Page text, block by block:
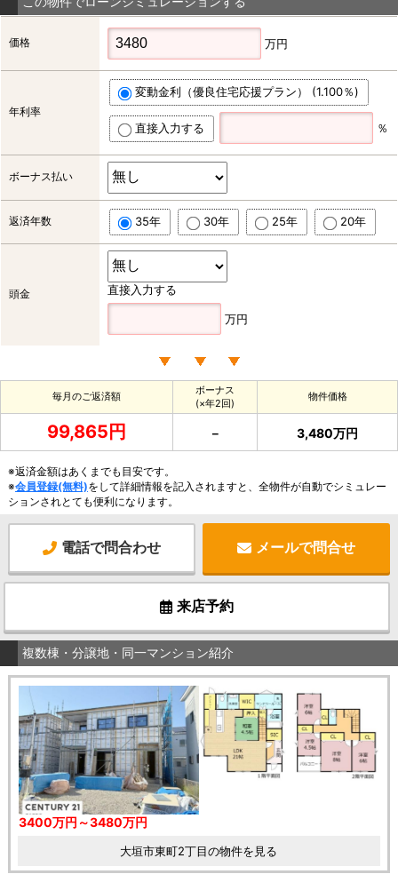
価格 万円
年利率
変動金利（優良住宅応援プラン） (1.100％)
直接入力する ％
ボーナス払い
返済年数 35年 30年 25年 20年
頭金 直接入力する
万円
毎月のご返済額
ボーナス
(×年2回)
物件価格
99,865円 － 3,480万円
※返済金額はあくまでも目安です。
※会員登録(無料)をして詳細情報を記入されますと、全物件が自動でシミュレー
ションされとても便利になります。
電話で問合わせ メールで問合せ
来店予約
複数棟・分譲地・同一マンション紹介
3400万円～3480万円
大垣市東町2丁目の物件を見る